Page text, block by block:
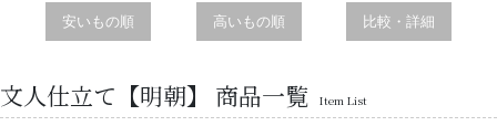
安いもの順 高いもの順 比較・詳細
文人仕立て【明朝】 商品一覧 Item List